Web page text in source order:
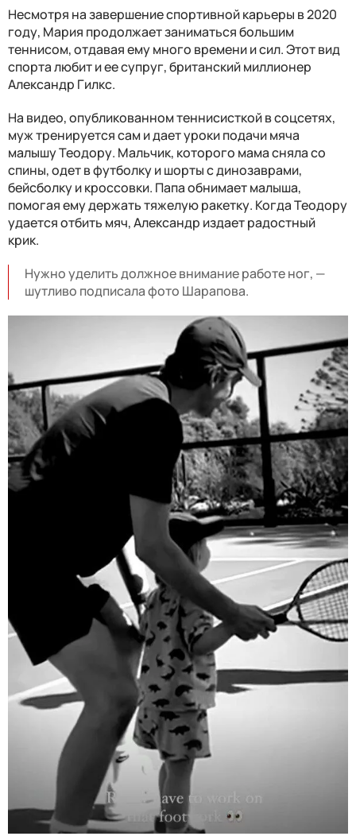
Несмотря на завершение спортивной карьеры в 2020
году, Мария продолжает заниматься большим
теннисом, отдавая ему много времени и сил. Этот вид
спорта любит и ее супруг, британский миллионер
Александр Гилкс.
На видео, опубликованном теннисисткой в соцсетях,
муж тренируется сам и дает уроки подачи мяча
малышу Теодору. Мальчик, которого мама сняла со
спины, одет в футболку и шорты с динозаврами,
бейсболку и кроссовки. Папа обнимает малыша,
помогая ему держать тяжелую ракетку. Когда Теодору
удается отбить мяч, Александр издает радостный
крик.
Нужно уделить должное внимание работе ног, —
шутливо подписала фото Шарапова.